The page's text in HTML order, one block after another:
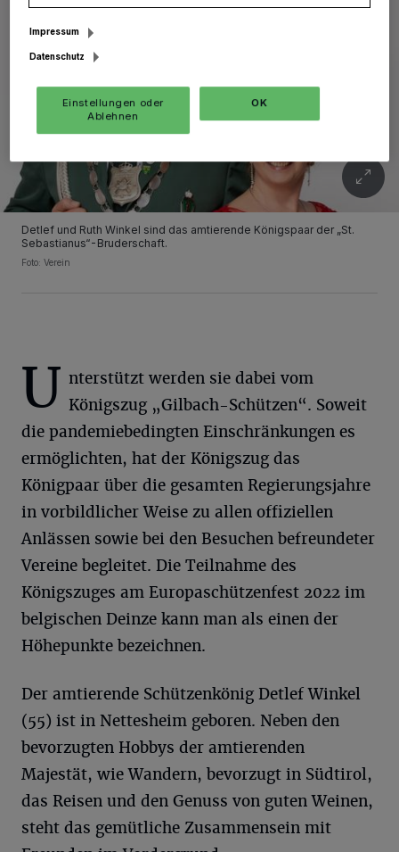
Detlef und Ruth Winkel sind das amtierende Königspaar der „St.
Sebastianus“-Bruderschaft.
Foto: Verein
U nterstützt werden sie dabei vom
Königszug „Gilbach-Schützen“. Soweit
die pandemiebedingten Einschränkungen es
ermöglichten, hat der Königszug das
Königpaar über die gesamten Regierungsjahre
in vorbildlicher Weise zu allen offiziellen
Anlässen sowie bei den Besuchen befreundeter
Vereine begleitet. Die Teilnahme des
Königszuges am Europaschützenfest 2022 im
belgischen Deinze kann man als einen der
Höhepunkte bezeichnen.
Der amtierende Schützenkönig Detlef Winkel
(55) ist in Nettesheim geboren. Neben den
bevorzugten Hobbys der amtierenden
Majestät, wie Wandern, bevorzugt in Südtirol,
das Reisen und den Genuss von guten Weinen,
steht das gemütliche Zusammensein mit
Impressum
Datenschutz
Einstellungen oder
Ablehnen
OK